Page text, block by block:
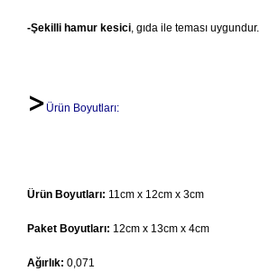
-Şekilli hamur kesici, gıda ile teması uygundur.
> Ürün Boyutları:
Ürün Boyutları: 11cm x 12cm x 3cm
Paket Boyutları: 12cm x 13cm x 4cm
Ağırlık: 0,071